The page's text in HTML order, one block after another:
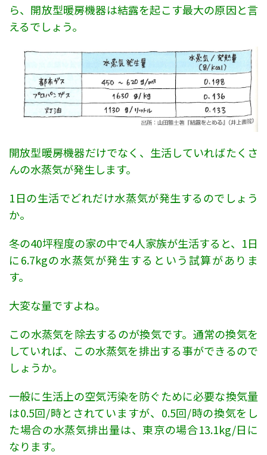
ら、開放型暖房機器は結露を起こす最大の原因と言
えるでしょう。
開放型暖房機器だけでなく、生活していればたくさ
んの水蒸気が発生します。
1日の生活でどれだけ水蒸気が発生するのでしょう
か。
冬の40坪程度の家の中で4人家族が生活すると、1日
に6.7kgの水蒸気が発生するという試算がありま
す。
大変な量ですよね。
この水蒸気を除去するのが換気です。通常の換気を
していれば、この水蒸気を排出する事ができるので
しょうか。
一般に生活上の空気汚染を防ぐために必要な換気量
は0.5回/時とされていますが、0.5回/時の換気をし
た場合の水蒸気排出量は、東京の場合13.1kg/日に
なります。